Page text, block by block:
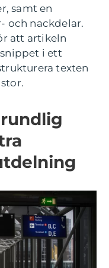
samt en
och nackdelar.
att artikeln
i ett
texten